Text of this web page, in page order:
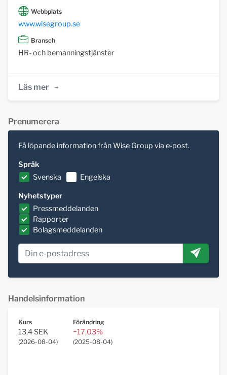
Webbplats
www.wisegroup.se
Bransch
HR- och bemanningstjänster
Läs mer
Prenumerera
Få löpande information från Wise Group via e-post.
Språk
Svenska
Engelska
Nyhetstyper
Pressmeddelanden
Rapporter
Bolagsmeddelanden
Handelsinformation
Kurs
13,4 SEK
(2026-08-04)
Förändring
−17,03%
(2025-08-04)